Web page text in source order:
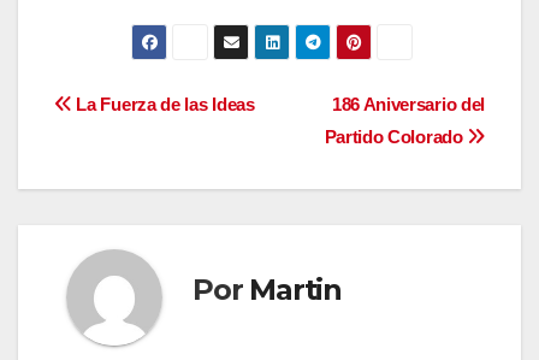
Navegación
186 Aniversario del
Partido Colorado
La Fuerza de las Ideas
Por Martin